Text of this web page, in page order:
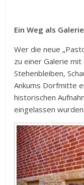
Ein Weg als
Wer die neue
zu einer Galerie
Stehenbleiben,
Ankums Dorfmitte
historischen
eingelassen wurden.